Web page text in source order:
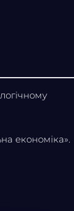
економіка».